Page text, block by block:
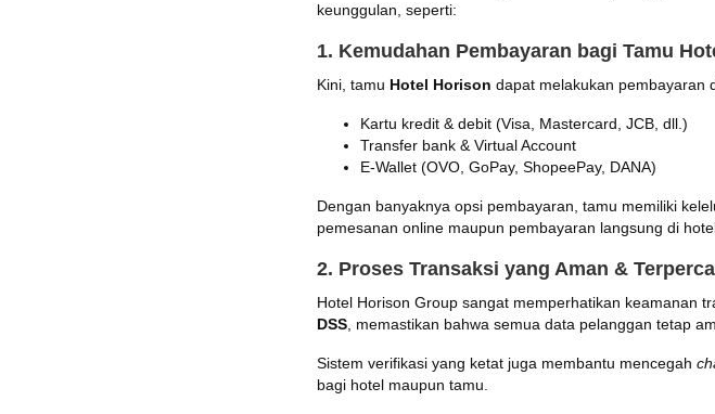
keunggulan, seperti:
1. Kemudahan Pembayaran bagi Tamu
Kini, tamu Hotel Horison dapat melakukan pembayaran
Kartu kredit & debit (Visa, Mastercard, JCB, dll.)
Transfer bank & Virtual Account
E-Wallet (OVO, GoPay, ShopeePay, DANA)
Dengan banyaknya opsi pembayaran, tamu memiliki
pemesanan online maupun pembayaran langsung di
2. Proses Transaksi yang Aman &
Hotel Horison Group sangat memperhatikan keamanan
DSS, memastikan bahwa semua data pelanggan tetap
Sistem verifikasi yang ketat juga membantu mencegah
bagi hotel maupun tamu.